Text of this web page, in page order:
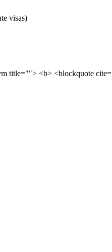
visas)
title=""> <b> <blockquote